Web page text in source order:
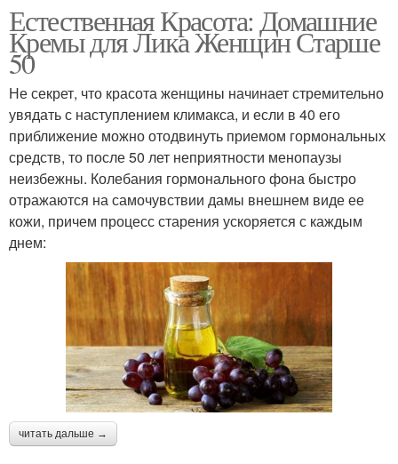
Естественная Красота: Домашние
Кремы для Лика Женщин Старше
50
Не секрет, что красота женщины начинает стремительно
увядать с наступлением климакса, и если в 40 его
приближение можно отодвинуть приемом гормональных
средств, то после 50 лет неприятности менопаузы
неизбежны. Колебания гормонального фона быстро
отражаются на самочувствии дамы внешнем виде ее
кожи, причем процесс старения ускоряется с каждым
днем:
читать дальше →